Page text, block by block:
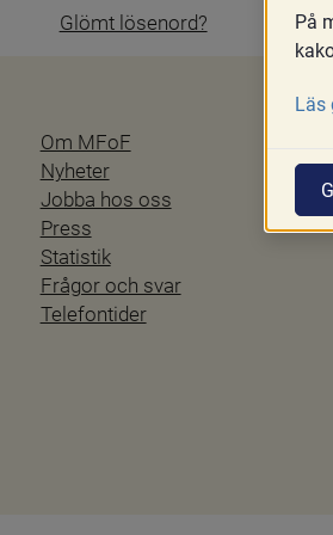
Glömt lösenord?
Om MFoF
Nyheter
Jobba hos oss
Press
Statistik
Frågor och svar
Telefontider
På
Läs